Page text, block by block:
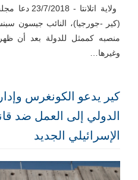
ولاية اتلانتا -
(كير -جورجيا)، النائب جيسون
منصبه كممثل للدولة بعد أن
وغيرها…
كير يدعو الكونغرس
الدولي إلى العمل ضد
الإسرائيلي الجديد